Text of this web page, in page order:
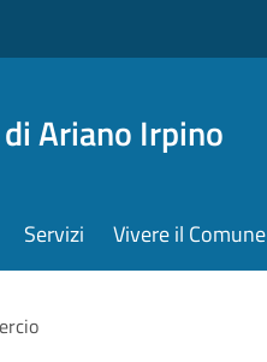
Ariano Irpino
Servizi Vivere il Comune